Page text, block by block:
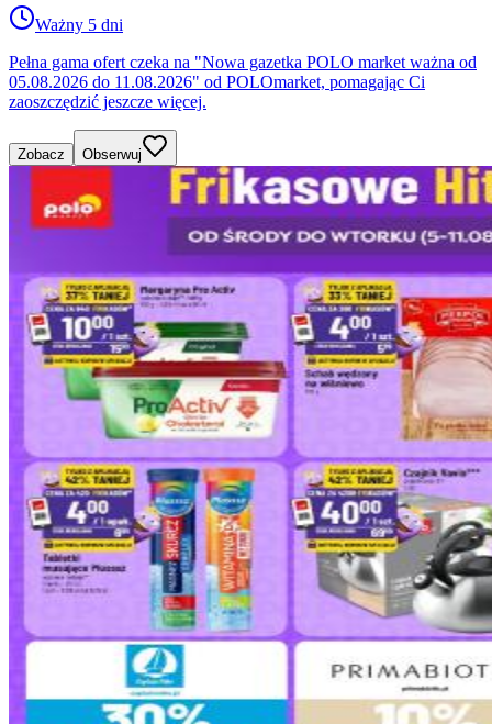
Ważny 5 dni
Pełna gama ofert czeka na "Nowa gazetka POLO market ważna od
05.08.2026 do 11.08.2026" od POLOmarket, pomagając Ci
zaoszczędzić jeszcze więcej.
Zobacz Obserwuj